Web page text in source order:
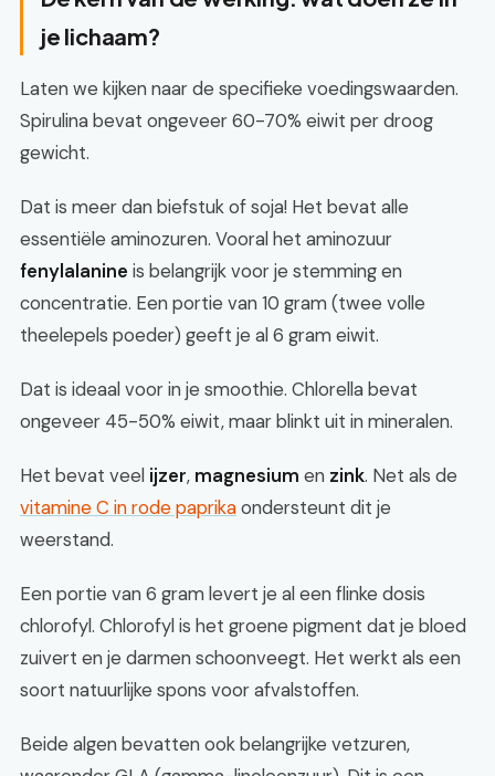
je lichaam?
Laten we kijken naar de specifieke voedingswaarden.
Spirulina bevat ongeveer 60-70% eiwit per droog
gewicht.
Dat is meer dan biefstuk of soja! Het bevat alle
essentiële aminozuren. Vooral het aminozuur
fenylalanine is belangrijk voor je stemming en
concentratie. Een portie van 10 gram (twee volle
theelepels poeder) geeft je al 6 gram eiwit.
Dat is ideaal voor in je smoothie. Chlorella bevat
ongeveer 45-50% eiwit, maar blinkt uit in mineralen.
Het bevat veel ijzer, magnesium en zink. Net als de
vitamine C in rode paprikaondersteunt dit je
weerstand.
Een portie van 6 gram levert je al een flinke dosis
chlorofyl. Chlorofyl is het groene pigment dat je bloed
zuivert en je darmen schoonveegt. Het werkt als een
soort natuurlijke spons voor afvalstoffen.
Beide algen bevatten ook belangrijke vetzuren,